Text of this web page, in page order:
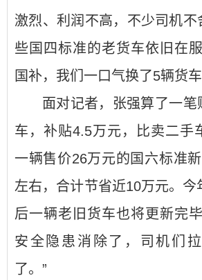
激烈、利润不高，不少司机
些国四标准的老货车依旧在
国补，我们一口气换了5辆货车
面对记者，张强算了一笔
车，补贴4.5万元，比卖二手
一辆售价26万元的国六标准
左右，合计节省近10万元。今
后一辆老旧货车也将更新完毕
安全隐患消除了，司机们
了。”